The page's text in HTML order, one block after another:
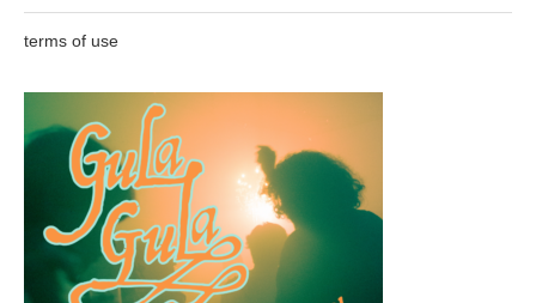
terms of use